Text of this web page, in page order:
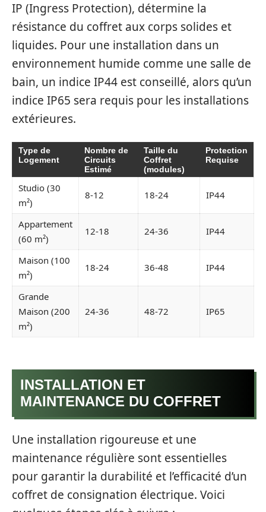
IP (Ingress Protection), détermine la
résistance du coffret aux corps solides et
liquides. Pour une installation dans un
environnement humide comme une salle de
bain, un indice IP44 est conseillé, alors qu’un
indice IP65 sera requis pour les installations
extérieures.
Type de
Logement
Nombre de
Circuits
Estimé
Taille du
Coffret
(modules)
Protection
Requise
Studio (30
m²)
8-12 18-24 IP44
Appartement
(60 m²)
12-18 24-36 IP44
Maison (100
m²)
18-24 36-48 IP44
Grande
Maison (200
m²)
24-36 48-72 IP65
INSTALLATION ET
MAINTENANCE DU COFFRET
Une installation rigoureuse et une
maintenance régulière sont essentielles
pour garantir la durabilité et l’efficacité d’un
coffret de consignation électrique. Voici